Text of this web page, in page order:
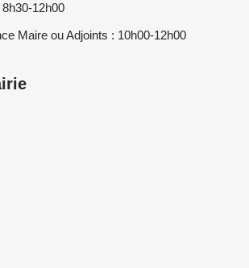
12h00
Maire ou Adjoints : 10h00-12h00